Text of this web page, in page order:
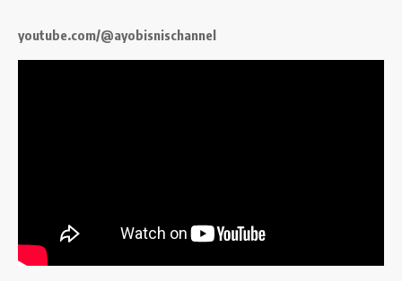
youtube.com/@ayobisnischannel